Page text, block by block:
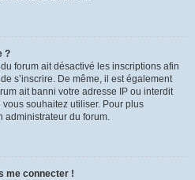
?
forum ait désactivé les inscriptions afin
s’inscrire. De même, il est également
ait banni votre adresse IP ou interdit
vous souhaitez utiliser. Pour plus
administrateur du forum.
me connecter !